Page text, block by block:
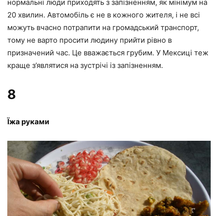
нормальні люди приходять з запізненням, як мінімум на
20 хвилин. Автомобіль є не в кожного жителя, і не всі
можуть вчасно потрапити на громадський транспорт,
тому не варто просити людину прийти рівно в
призначений час. Це вважається грубим. У Мексиці теж
краще з’являтися на зустрічі із запізненням.
8
Їжа руками